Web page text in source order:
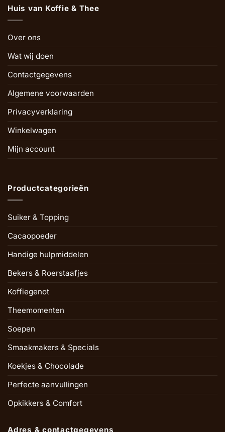
Huis van Koffie & Thee
Over ons
Wat wij doen
Contactgegevens
Algemene voorwaarden
Privacyverklaring
Winkelwagen
Mijn account
Productcategorieën
Suiker & Topping
Cacaopoeder
Handige hulpmiddelen
Bekers & Roerstaafjes
Koffiegenot
Theemomenten
Soepen
Smaakmakers & Specials
Koekjes & Chocolade
Perfecte aanvullingen
Opkikkers & Comfort
Adres & contactgegevens